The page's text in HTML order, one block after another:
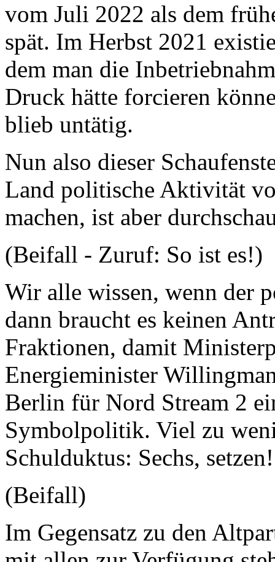
vom Juli 2022 als dem
spät. Im Herbst 2021
dem man die
Druck hätte forcieren
blieb untätig.
Nun also dieser
Land politische Aktivität
machen, ist aber
(Beifall - Zuruf: So ist es!)
Wir alle wissen, wenn der
dann braucht es keinen
Fraktionen, damit
Energieminister
Berlin für Nord Stream 2
Symbolpolitik. Viel zu
Schulduktus: Sechs, setzen!
(Beifall)
Im Gegensatz zu den